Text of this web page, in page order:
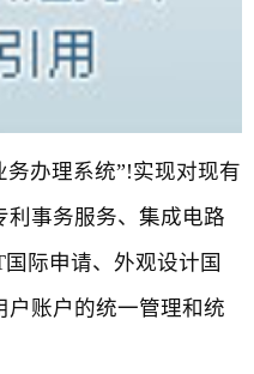
办理系统”!实现对现有
利事务服务、集成电路
际申请、外观设计国
户账户的统一管理和统